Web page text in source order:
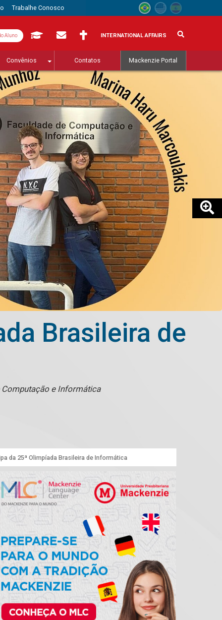
Trabalhe Conosco
Aluno INTERNATIONAL AFFAIRS
Convênios Contatos Mackenzie Portal
Brasileira de
e Informática
da 25ª Olimpíada Brasileira de Informática